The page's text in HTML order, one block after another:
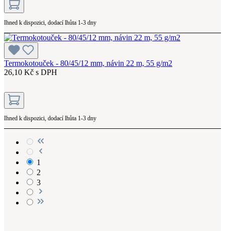
Ihned k dispozici, dodací lhůta 1-3 dny
Termokotouček - 80/45/12 mm, návin 22 m, 55 g/m2
26,10 Kč s DPH
Ihned k dispozici, dodací lhůta 1-3 dny
1
2
3